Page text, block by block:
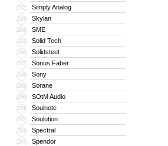
282 Simply Analog
283 Skylan
284 SME
285 Solid Tech
286 Solidsteel
287 Sonus Faber
288 Sony
289 Sorane
290 SOtM Audio
291 Soulnote
292 Soulution
293 Spectral
294 Spendor